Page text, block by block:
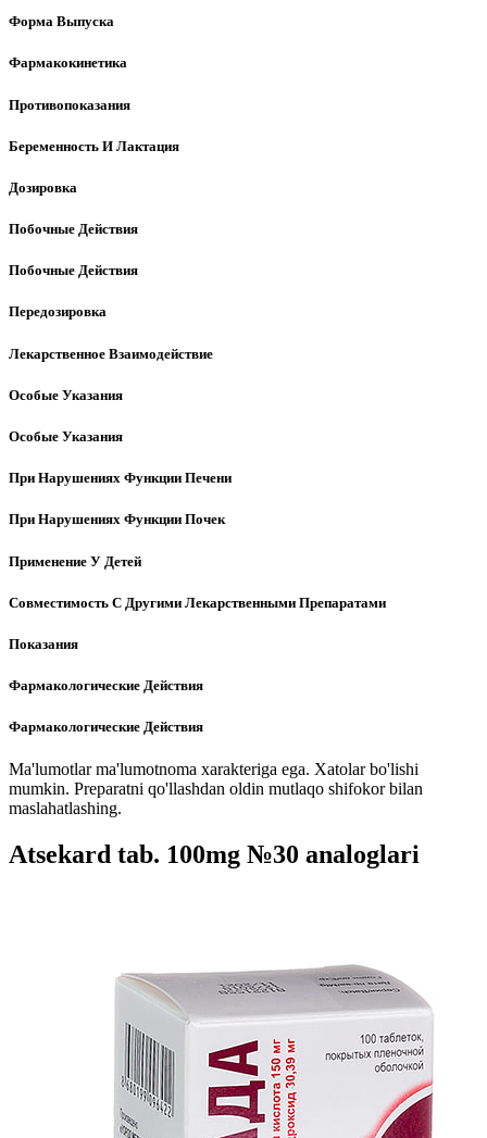
Форма Выпуска
Фармакокинетика
Противопоказания
Беременность И Лактация
Дозировка
Побочные Действия
Побочные Действия
Передозировка
Лекарственное Взаимодействие
Особые Указания
Особые Указания
При Нарушениях Функции Печени
При Нарушениях Функции Почек
Применение У Детей
Совместимость С Другими Лекарственными Препаратами
Показания
Фармакологические Действия
Фармакологические Действия
Ma'lumotlar ma'lumotnoma xarakteriga ega. Xatolar bo'lishi
mumkin. Preparatni qo'llashdan oldin mutlaqo shifokor bilan
maslahatlashing.
Atsekard tab. 100mg №30 analoglari